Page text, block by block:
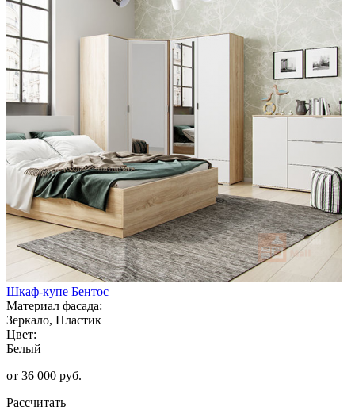
Шкаф-купе Бентос
Материал фасада:
Зеркало, Пластик
Цвет:
Белый
от 36 000 руб.
Рассчитать